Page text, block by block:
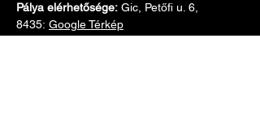
Pálya elérhetősége: Gic, Petőfi u. 6,
8435: Google Térkép